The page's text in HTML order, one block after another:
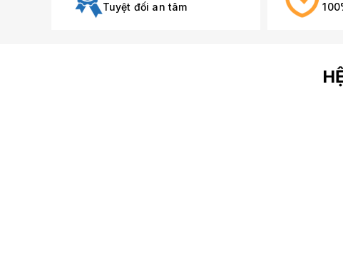
Tuyệt đối an tâm